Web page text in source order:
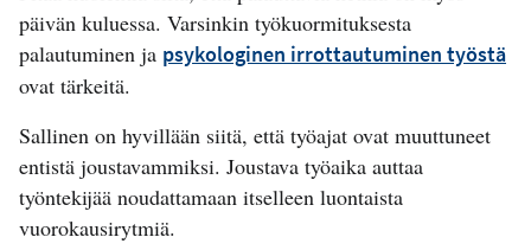
päivän kuluessa. Varsinkin työkuormituksesta
palautuminen ja psykologinen irrottautuminen työstä
ovat tärkeitä.
Sallinen on hyvillään siitä, että työajat ovat muuttuneet
entistä joustavammiksi. Joustava työaika auttaa
työntekijää noudattamaan itselleen luontaista
vuorokausirytmiä.